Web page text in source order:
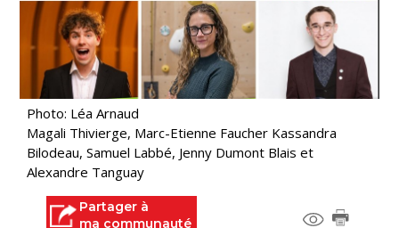
Photo: Léa Arnaud
Magali Thivierge, Marc-Etienne Faucher Kassandra
Bilodeau, Samuel Labbé, Jenny Dumont Blais et
Alexandre Tanguay
Partager à
ma communauté